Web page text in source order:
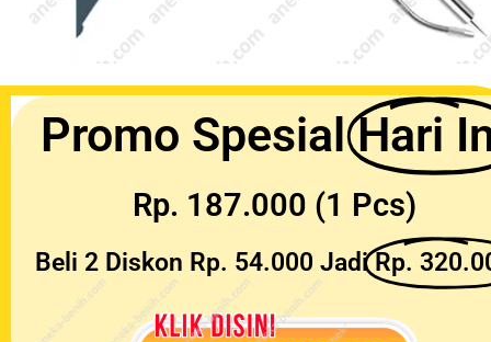
Promo SpesialHari
Rp. 187.000 (1 Pcs)
Beli 2 Diskon Rp. 54.000 Jadi Rp.